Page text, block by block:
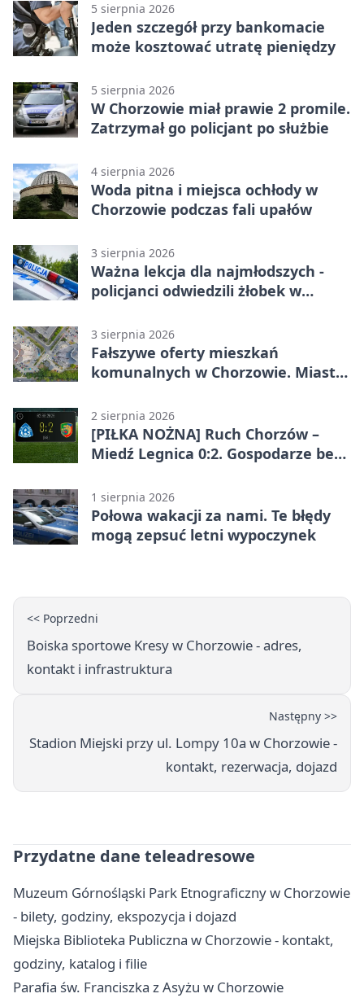
5 sierpnia 2026
Jeden szczegół przy bankomacie
może kosztować utratę pieniędzy
5 sierpnia 2026
W Chorzowie miał prawie 2 promile.
Zatrzymał go policjant po służbie
4 sierpnia 2026
Woda pitna i miejsca ochłody w
Chorzowie podczas fali upałów
3 sierpnia 2026
Ważna lekcja dla najmłodszych -
policjanci odwiedzili żłobek w
3 sierpnia 2026
Fałszywe oferty mieszkań
komunalnych w Chorzowie. Miasto
2 sierpnia 2026
[PIŁKA NOŻNA] Ruch Chorzów –
Miedź Legnica 0:2. Gospodarze bez
1 sierpnia 2026
Połowa wakacji za nami. Te błędy
mogą zepsuć letni wypoczynek
<< Poprzedni
Boiska sportowe Kresy w Chorzowie - adres,
kontakt i infrastruktura
Następny >>
Stadion Miejski przy ul. Lompy 10a w Chorzowie -
kontakt, rezerwacja, dojazd
Przydatne dane teleadresowe
Muzeum Górnośląski Park Etnograficzny w Chorzowie
- bilety, godziny, ekspozycja i dojazd
Miejska Biblioteka Publiczna w Chorzowie - kontakt,
godziny, katalog i filie
Parafia św. Franciszka z Asyżu w Chorzowie